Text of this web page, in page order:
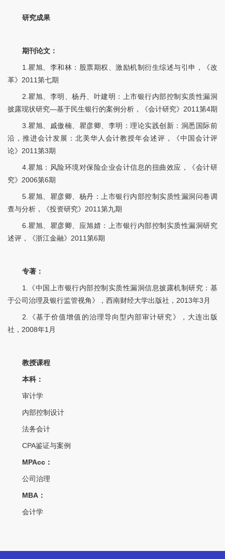
研究成果
期刊论文：
1.瞿旭、李和林：股票期权、激励机制衍生综述与引申，《改
革》2011第七期
2.瞿旭、李明、杨丹、叶建明：上市银行内部控制实质性漏洞
披露现状研究—基于民生银行的案例分析，《会计研究》2011第4期
3.瞿旭、戚傲楠、瞿彦卿、李明：理论实践创新：洞悉国际前
沿，推进会计发展：北美华人会计教授年会述评，《中国会计评
论》2011第3期
4.瞿旭：风险环境对保险企业会计信息的扭曲效应，《会计研
究》2006第6期
5.瞿旭、瞿彦卿、杨丹：上市银行内部控制实质性漏洞问卷调
查与分析，《投资研究》2011第九期
6.瞿旭、瞿彦卿、应旭婧：上市银行内部控制实质性漏洞研究
述评，《浙江金融》2011第6期
专著：
1.《中国上市银行内部控制实质性漏洞信息披露机制研究：基
于公司治理及银行监管视角》，西南财经大学出版社，2013年3月
2.《基于价值增值的治理导向型内部审计研究》，大连出版
社，2008年1月
教授课程
本科：
审计学
内部控制设计
法务会计
CPA鉴证与案例
MPAcc：
公司治理
MBA：
会计学